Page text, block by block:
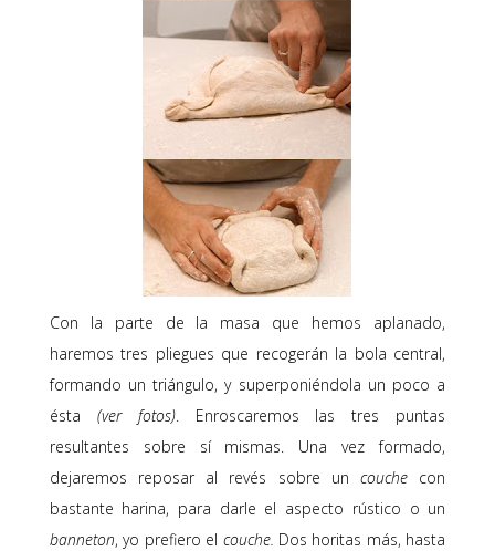
Con la parte de la masa que hemos aplanado,
haremos tres pliegues que recogerán la bola central,
formando un triángulo, y superponiéndola un poco a
ésta (ver fotos). Enroscaremos las tres puntas
resultantes sobre sí mismas. Una vez formado,
dejaremos reposar al revés sobre un couche con
bastante harina, para darle el aspecto rústico o un
banneton, yo prefiero el couche. Dos horitas más, hasta